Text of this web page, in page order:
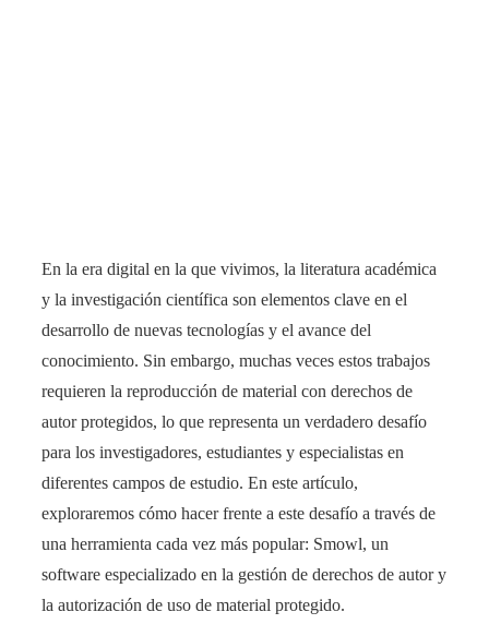
En la era digital en la que vivimos, la literatura académica
y la investigación científica son elementos clave en el
desarrollo de nuevas tecnologías y el avance del
conocimiento. Sin embargo, muchas veces estos trabajos
requieren la reproducción de material con derechos de
autor protegidos, lo que representa un verdadero desafío
para los investigadores, estudiantes y especialistas en
diferentes campos de estudio. En este artículo,
exploraremos cómo hacer frente a este desafío a través de
una herramienta cada vez más popular: Smowl, un
software especializado en la gestión de derechos de autor y
la autorización de uso de material protegido.